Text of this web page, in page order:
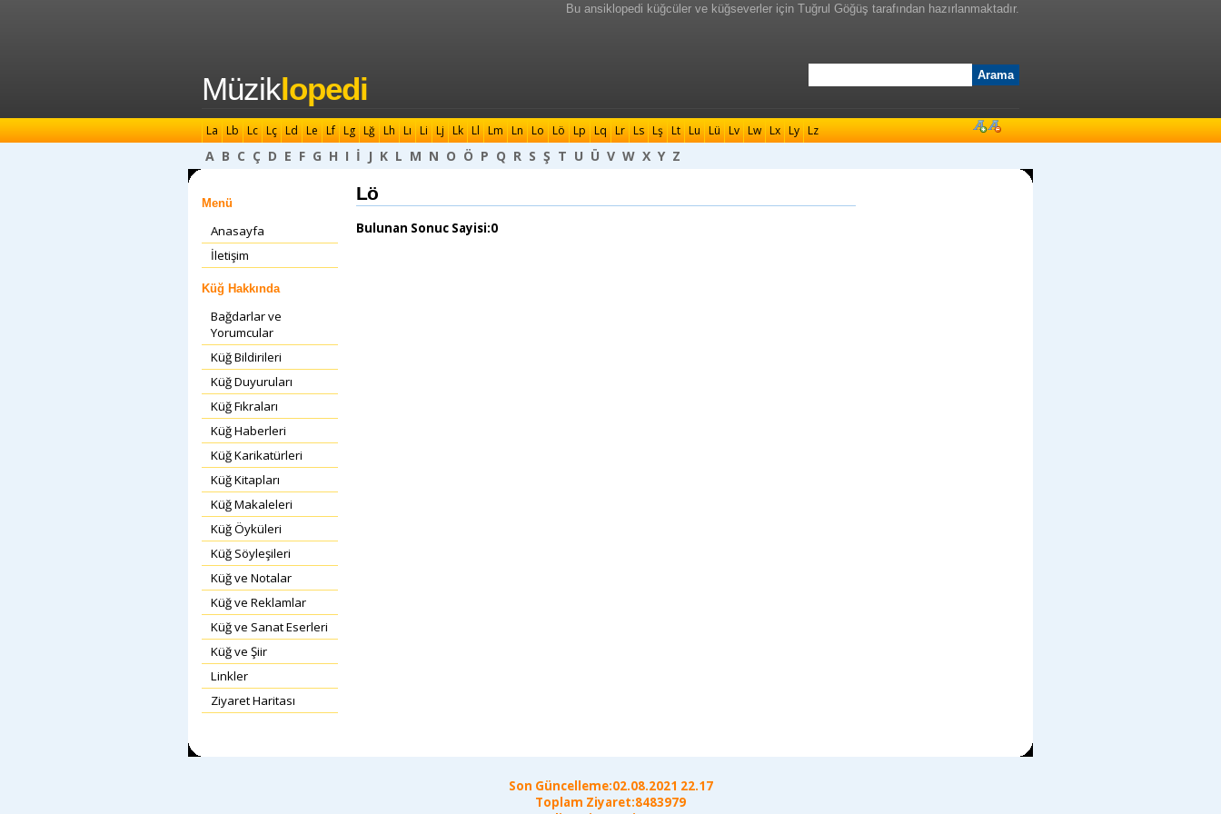
Bu ansiklopedi küğcüler ve küğseverler için Tuğrul Göğüş tarafından hazırlanmaktadır.
Müziklopedi
La Lb Lc Lç Ld Le Lf Lg Lğ Lh Lı Li Lj Lk Ll Lm Ln Lo Lö Lp Lq Lr Ls Lş Lt Lu Lü Lv Lw Lx Ly Lz
A B C Ç D E F G H I İ J K L M N O Ö P Q R S Ş T U Ü V W X Y Z
Menü
Anasayfa
İletişim
Küğ Hakkında
Bağdarlar ve
Yorumcular
Küğ Bildirileri
Küğ Duyuruları
Küğ Fıkraları
Küğ Haberleri
Küğ Karikatürleri
Küğ Kitapları
Küğ Makaleleri
Küğ Öyküleri
Küğ Söyleşileri
Küğ ve Notalar
Küğ ve Reklamlar
Küğ ve Sanat Eserleri
Küğ ve Şiir
Linkler
Ziyaret Haritası
Lö
Bulunan Sonuc Sayisi:0
Son Güncelleme:02.08.2021 22.17
Toplam Ziyaret:8483979